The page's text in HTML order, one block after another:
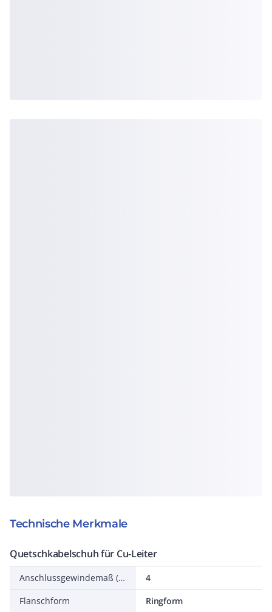
Technische Merkmale
Quetschkabelschuh für Cu-Leiter
Anschlussgewindemaß (metrisch)
4
Flanschform
Ringform